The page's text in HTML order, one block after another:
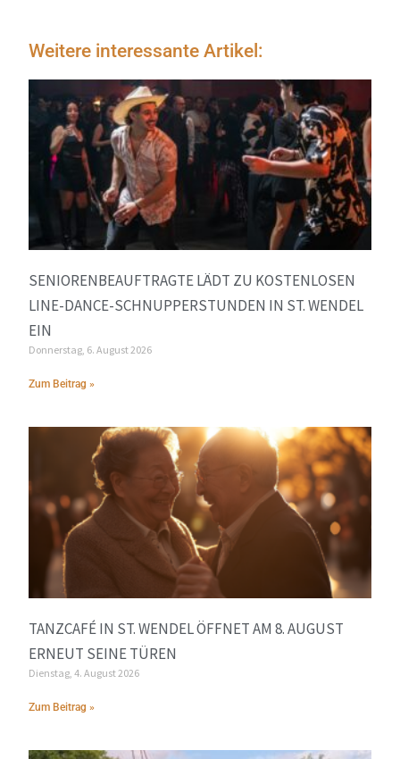
Weitere interessante Artikel:
SENIORENBEAUFTRAGTE LÄDT ZU KOSTENLOSEN
LINE-DANCE-SCHNUPPERSTUNDEN IN ST. WENDEL
EIN
Donnerstag, 6. August 2026
Zum Beitrag »
TANZCAFÉ IN ST. WENDEL ÖFFNET AM 8. AUGUST
ERNEUT SEINE TÜREN
Dienstag, 4. August 2026
Zum Beitrag »